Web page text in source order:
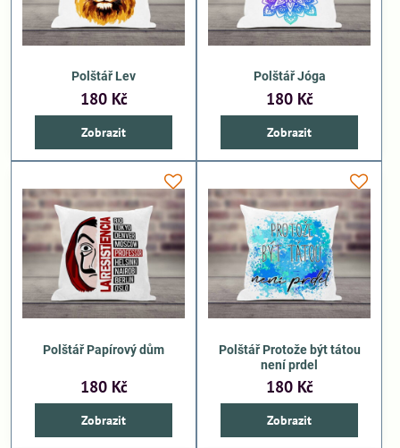
Polštář Lev
180 Kč
Zobrazit
Polštář Jóga
180 Kč
Zobrazit
Polštář Papírový dům
180 Kč
Zobrazit
Polštář Protože být tátou
není prdel
180 Kč
Zobrazit